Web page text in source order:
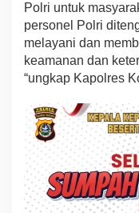
Polri untuk
personel Polri
melayani dan
keamanan dan
“ungkap Kapolres